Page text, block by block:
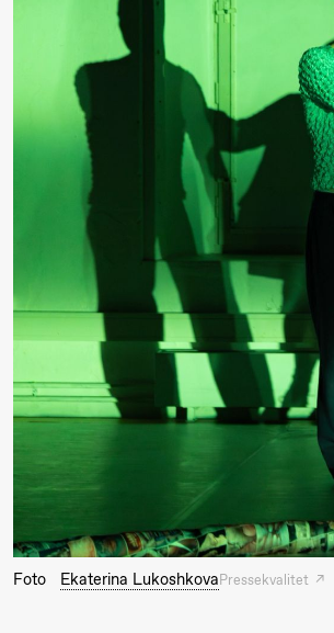
Roll og
Mohamed
Mohamed
Fantasies
Lørdag 22. august
19.00
Pia Maria
Roll og
Mohamed
Mohamed
Male
Fantasies
Torsdag 27. august
Foto Ekaterina LukoshkovaPressekvalitet